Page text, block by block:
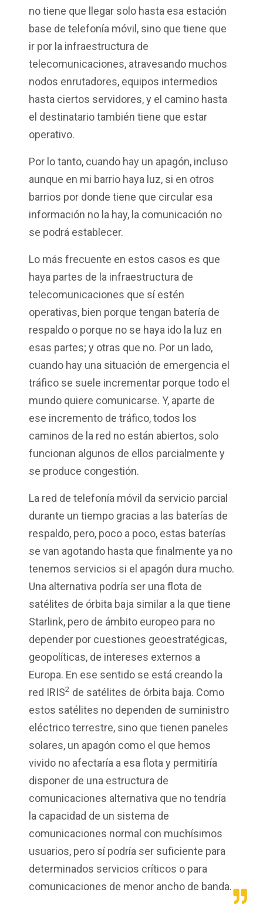
no tiene que llegar solo hasta esa estación
base de telefonía móvil, sino que tiene que
ir por la infraestructura de
telecomunicaciones, atravesando muchos
nodos enrutadores, equipos intermedios
hasta ciertos servidores, y el camino hasta
el destinatario también tiene que estar
operativo.
Por lo tanto, cuando hay un apagón, incluso
aunque en mi barrio haya luz, si en otros
barrios por donde tiene que circular esa
información no la hay, la comunicación no
se podrá establecer.
Lo más frecuente en estos casos es que
haya partes de la infraestructura de
telecomunicaciones que sí estén
operativas, bien porque tengan batería de
respaldo o porque no se haya ido la luz en
esas partes; y otras que no. Por un lado,
cuando hay una situación de emergencia el
tráfico se suele incrementar porque todo el
mundo quiere comunicarse. Y, aparte de
ese incremento de tráfico, todos los
caminos de la red no están abiertos, solo
funcionan algunos de ellos parcialmente y
se produce congestión.
La red de telefonía móvil da servicio parcial
durante un tiempo gracias a las baterías de
respaldo, pero, poco a poco, estas baterías
se van agotando hasta que finalmente ya no
tenemos servicios si el apagón dura mucho.
Una alternativa podría ser una flota de
satélites de órbita baja similar a la que tiene
Starlink, pero de ámbito europeo para no
depender por cuestiones geoestratégicas,
geopolíticas, de intereses externos a
Europa. En ese sentido se está creando la
red IRIS2 de satélites de órbita baja. Como
estos satélites no dependen de suministro
eléctrico terrestre, sino que tienen paneles
solares, un apagón como el que hemos
vivido no afectaría a esa flota y permitiría
disponer de una estructura de
comunicaciones alternativa que no tendría
la capacidad de un sistema de
comunicaciones normal con muchísimos
usuarios, pero sí podría ser suficiente para
determinados servicios críticos o para
comunicaciones de menor ancho de banda.